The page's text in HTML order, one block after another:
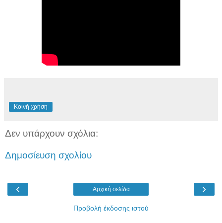
Κοινή χρήση
Δεν υπάρχουν σχόλια:
Δημοσίευση σχολίου
‹ ›
Αρχική σελίδα
Προβολή έκδοσης ιστού